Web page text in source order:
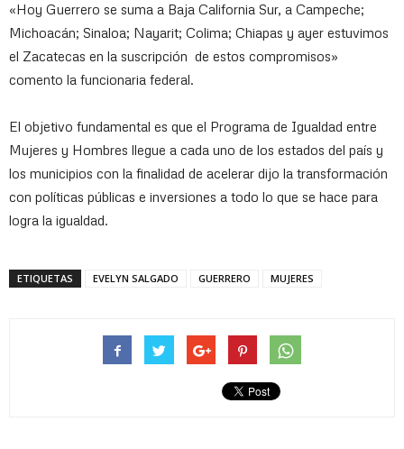
«Hoy Guerrero se suma a Baja California Sur, a Campeche;
Michoacán; Sinaloa; Nayarit; Colima; Chiapas y ayer estuvimos
el Zacatecas en la suscripción de estos compromisos»
comento la funcionaria federal.
El objetivo fundamental es que el Programa de Igualdad entre
Mujeres y Hombres llegue a cada uno de los estados del país y
los municipios con la finalidad de acelerar dijo la transformación
con políticas públicas e inversiones a todo lo que se hace para
logra la igualdad.
ETIQUETAS EVELYN SALGADO GUERRERO MUJERES